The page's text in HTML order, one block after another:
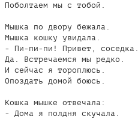
Поболтаем мы с тобой.
Мышка по двору бежала.
Мышка кошку увидала.
- Пи-пи-пи! Привет, соседка.
Да. Встречаемся мы редко.
И сейчас я тороплюсь.
Опоздать домой боюсь.
Кошка мышке отвечала:
- Дома я полдня скучала.